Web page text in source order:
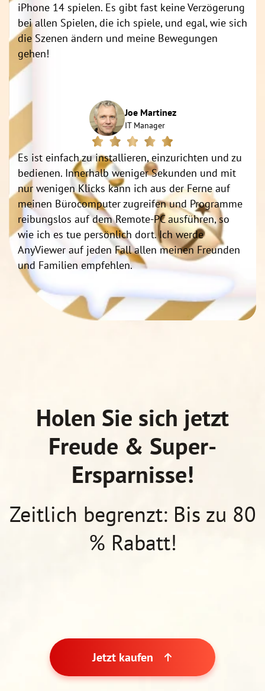
iPhone 14 spielen. Es gibt fast keine Verzögerung
bei allen Spielen, die ich spiele, und egal, wie sich
die Szenen ändern und meine Bewegungen
gehen!
Joe Martinez
IT Manager
Es ist einfach zu installieren, einzurichten und zu
bedienen. Innerhalb weniger Sekunden und mit
nur wenigen Klicks kann ich aus der Ferne auf
meinen Bürocomputer zugreifen und Programme
reibungslos auf dem Remote-PC ausführen, so
wie ich es tue persönlich dort. Ich werde
AnyViewer auf jeden Fall allen meinen Freunden
und Familien empfehlen.
Holen Sie sich jetzt
Freude & Super-
Ersparnisse!
Zeitlich begrenzt: Bis zu 80
% Rabatt!
Jetzt kaufen